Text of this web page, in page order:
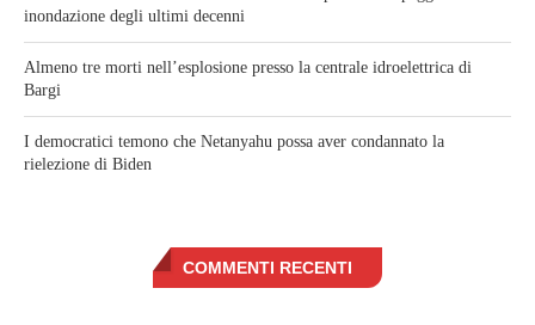
inondazione degli ultimi decenni
Almeno tre morti nell’esplosione presso la centrale idroelettrica di
Bargi
I democratici temono che Netanyahu possa aver condannato la
rielezione di Biden
COMMENTI RECENTI